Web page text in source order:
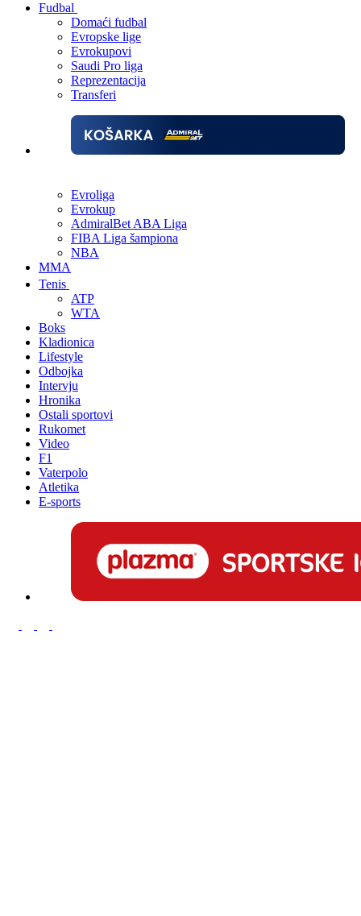
Fudbal
Domaći fudbal
Evropske lige
Evrokupovi
Saudi Pro liga
Reprezentacija
Transferi
Evroliga
Evrokup
AdmiralBet ABA Liga
FIBA Liga šampiona
NBA
MMA
Tenis
ATP
WTA
Boks
Kladionica
Lifestyle
Odbojka
Intervju
Hronika
Ostali sportovi
Rukomet
Video
F1
Vaterpolo
Atletika
E-sports